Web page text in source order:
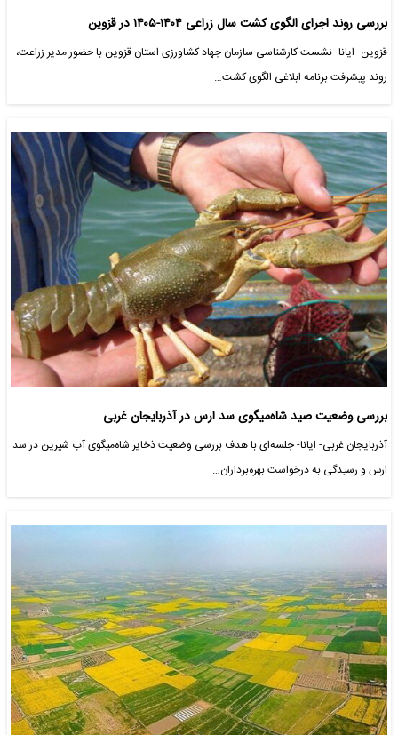
بررسی روند اجرای الگوی کشت سال زراعی ۱۴۰۴-۱۴۰۵ در قزوین
قزوین- ایانا- نشست کارشناسی سازمان جهاد کشاورزی استان قزوین با حضور مدیر زراعت،
روند پیشرفت برنامه ابلاغی الگوی کشت…
بررسی وضعیت صید شاه‌میگوی سد ارس در آذربایجان غربی
آذربایجان غربی- ایانا- جلسه‌ای با هدف بررسی وضعیت ذخایر شاه‌میگوی آب شیرین در سد
ارس و رسیدگی به درخواست بهره‌برداران…